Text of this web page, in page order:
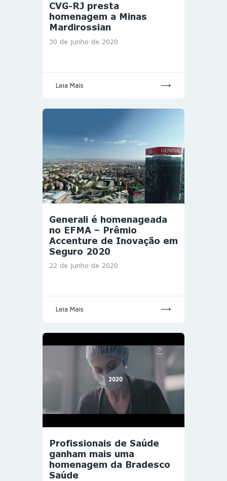
CVG-RJ presta
homenagem a Minas
Mardirossian
30 de junho de 2020
Leia Mais
Generali é homenageada
no EFMA – Prêmio
Accenture de Inovação em
Seguro 2020
22 de junho de 2020
Leia Mais
Profissionais de Saúde
ganham mais uma
homenagem da Bradesco
Saúde